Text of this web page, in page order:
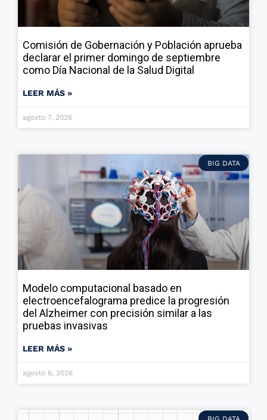
Comisión de Gobernación y Población aprueba
declarar el primer domingo de septiembre
como Día Nacional de la Salud Digital
LEER MÁS »
agosto 7, 2026
BIG DATA
Modelo computacional basado en
electroencefalograma predice la progresión
del Alzheimer con precisión similar a las
pruebas invasivas
LEER MÁS »
agosto 6, 2026